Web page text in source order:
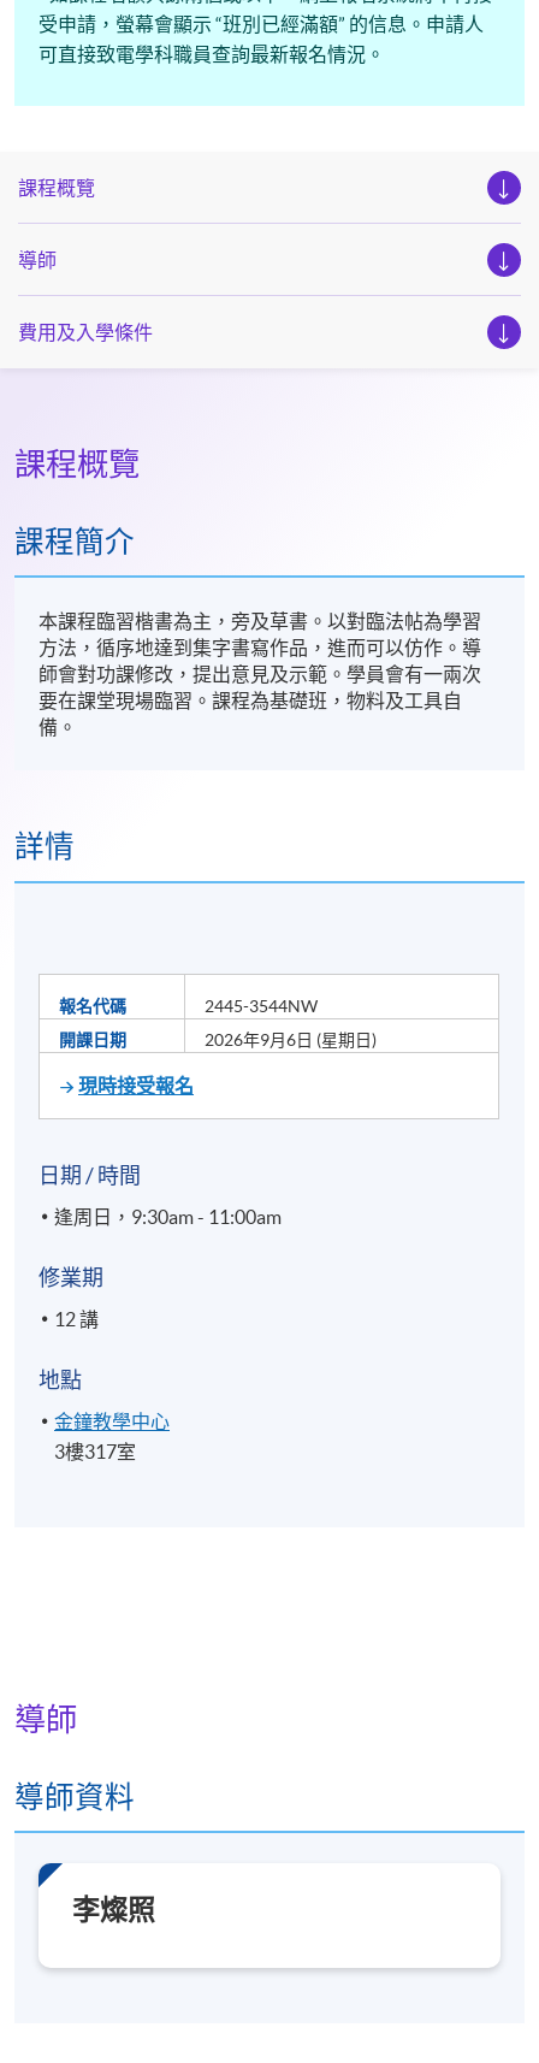
受申請，螢幕會顯示 “班別已經滿額” 的信息。申請人
可直接致電學科職員查詢最新報名情況。
課程概覽
導師
費用及入學條件
課程概覽
課程簡介
本課程臨習楷書為主，旁及草書。以對臨法帖為學習
方法，循序地達到集字書寫作品，進而可以仿作。導
師會對功課修改，提出意見及示範。學員會有一兩次
要在課堂現場臨習。課程為基礎班，物料及工具自
備。
詳情
報名代碼
2445-3544NW
開課日期
2026年9月6日 (星期日)
現時接受報名
日期 / 時間
逢周日，9:30am - 11:00am
修業期
12 講
地點
金鐘教學中心
3樓317室
導師
導師資料
李燦照